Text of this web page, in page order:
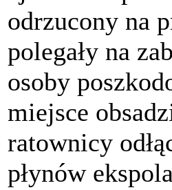
odrzucony na
polegały na
osoby
miejsce
ratownicy
płynów